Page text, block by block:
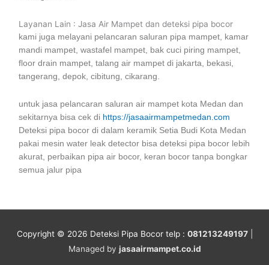
Layanan Lain : Jasa Air Mampet dan deteksi pipa bocor
kami juga melayani pelancaran saluran pipa mampet, kamar
mandi mampet, wastafel mampet, bak cuci piring mampet,
floor drain mampet, talang air mampet di jakarta, bekasi,
tangerang, depok, cibitung, cikarang.
untuk jasa pelancaran saluran air mampet kota Medan dan
sekitarnya bisa cek di https://jasaairmampetmedan.com
Deteksi pipa bocor di dalam keramik Setia Budi Kota Medan
pakai mesin water leak detector bisa deteksi pipa bocor lebih
akurat, perbaikan pipa air bocor, keran bocor tanpa bongkar
semua jalur pipa
Copyright © 2026 Deteksi Pipa Bocortelp : 081213249197|
Managed by jasaairmampet.co.id